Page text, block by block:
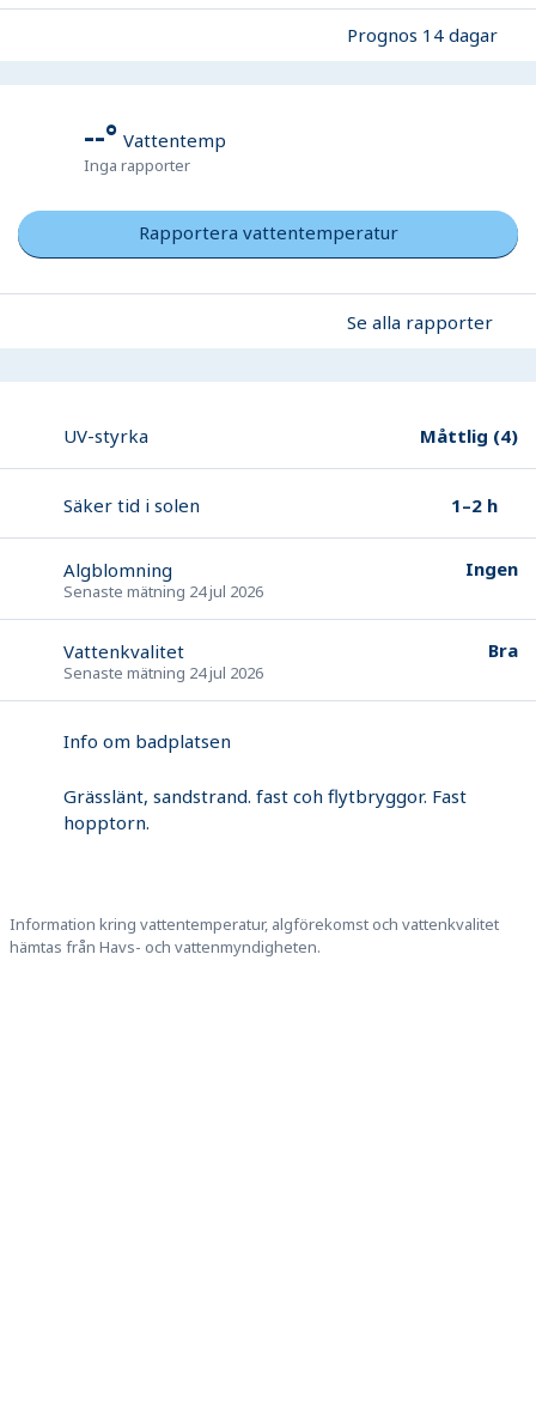
Prognos 14 dagar
--° Vattentemp
Inga rapporter
Rapportera vattentemperatur
Se alla rapporter
UV-styrka Måttlig (4)
Säker tid i solen 1–2 h
Algblomning
Senaste mätning 24 jul 2026
Ingen
Vattenkvalitet
Senaste mätning 24 jul 2026
Bra
Info om badplatsen
Grässlänt, sandstrand. fast coh flytbryggor. Fast
hopptorn.
Information kring vattentemperatur, algförekomst och vattenkvalitet
hämtas från Havs- och vattenmyndigheten.